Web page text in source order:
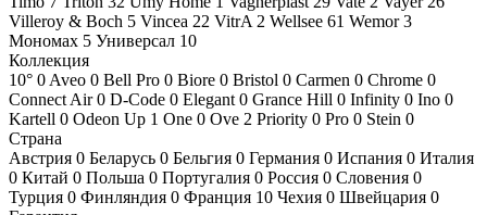
Villeroy & Boch 5 Vincea 22 VitrA 2 Wellsee 61 Wemor3
Мономах 5 Универсал 10
Коллекция
10° 0 Aveo 0 Bell Pro 0 Biore 0 Bristol 0 Carmen 0 Chrome 0
Connect Air0 D-Code 0 Elegant 0 Grance Hill 0 Infinity 0 Ino 0
Kartell 0 Odeon Up 1 One 0 Ove 2 Priority 0 Pro 0 Stein 0
Страна
Австрия 0 Беларусь 0 Бельгия 0 Германия 0 Испания 0 Италия
0 Китай 0 Польша 0 Португалия 0 Россия 0 Словения 0
Турция 0 Финляндия 0 Франция 10 Чехия 0 Швейцария 0